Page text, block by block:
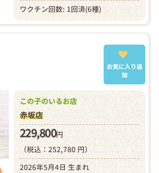
ワクチン回数: 1回済(6種)
お気に入り追
加
この子のいるお店
赤坂店
229,800円
（税込：252,780 円）
2026年5月4日 生まれ